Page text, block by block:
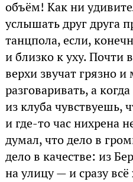
объём! Как ни
услышать друг друга
танцпола, если,
и близко к уху. Почти
верхи звучат грязно
разговаривать, а
из клуба чувствуешь,
и где-то час нихрена
думал, что дело в
дело в качестве: из
на улицу — и сразу